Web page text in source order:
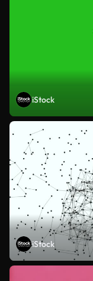
iStock
iStock